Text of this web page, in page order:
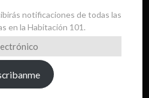
notificaciones de todas las
en la Habitación 101.